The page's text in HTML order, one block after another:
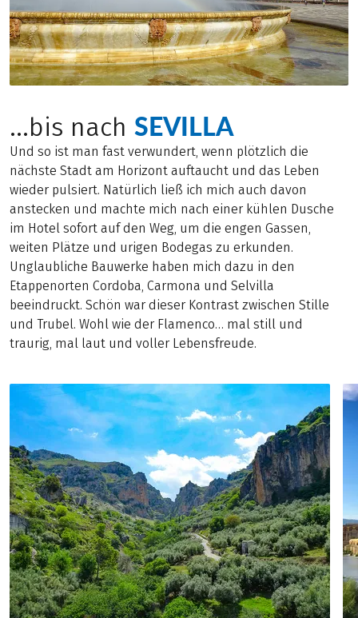
...bis nach SEVILLA
Und so ist man fast verwundert, wenn plötzlich die
nächste Stadt am Horizont auftaucht und das Leben
wieder pulsiert. Natürlich ließ ich mich auch davon
anstecken und machte mich nach einer kühlen Dusche
im Hotel sofort auf den Weg, um die engen Gassen,
weiten Plätze und urigen Bodegas zu erkunden.
Unglaubliche Bauwerke haben mich dazu in den
Etappenorten Cordoba, Carmona und Selvilla
beeindruckt. Schön war dieser Kontrast zwischen Stille
und Trubel. Wohl wie der Flamenco… mal still und
traurig, mal laut und voller Lebensfreude.